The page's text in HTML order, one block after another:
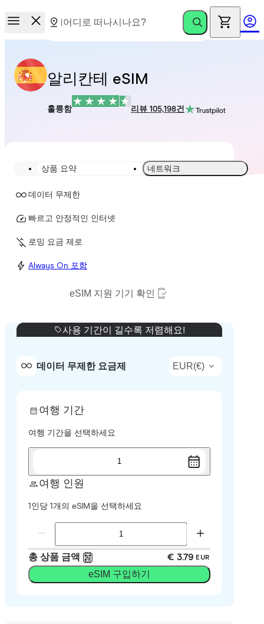
알리칸테 eSIM
훌륭함 리뷰 105,198건
상품 요약 네트워크
데이터 무제한
빠르고 안정적인 인터넷
로밍 요금 제로
Always On 포함
eSIM 지원 기기 확인
사용 기간이 길수록 저렴해요!
데이터 무제한 요금제 EUR(€)
여행 기간
여행 기간을 선택하세요
1
여행 인원
1인당 1개의 eSIM을 선택하세요
총 상품 금액 € 3.79 EUR
eSIM 구입하기